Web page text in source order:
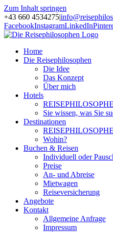
Zum Inhalt springen
+43 660 4534275|
FacebookInstagramLinkedIn
Home
Die Reisephilosophen
Die Idee
Das Konzept
Über mich
Hotels
Sie wissen, was Sie
Destinationen
Wohin?
Buchen & Reisen
Individuell oder
Preise
An- und Abreise
Mietwagen
Reiseversicherung
Angebote
Kontakt
Allgemeine Anfrage
Impressum